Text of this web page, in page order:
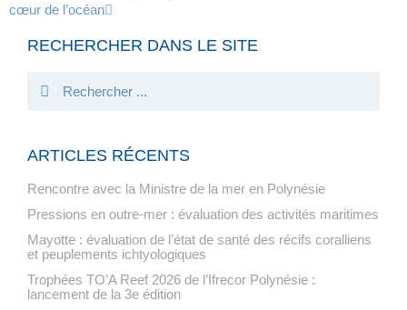
cœur de l’océan
RECHERCHER DANS LE SITE
ARTICLES RÉCENTS
Rencontre avec la Ministre de la mer en Polynésie
Pressions en outre-mer : évaluation des activités maritimes
Mayotte : évaluation de l’état de santé des récifs coralliens
et peuplements ichtyologiques
Trophées TO’A Reef 2026 de l’Ifrecor Polynésie :
lancement de la 3e édition